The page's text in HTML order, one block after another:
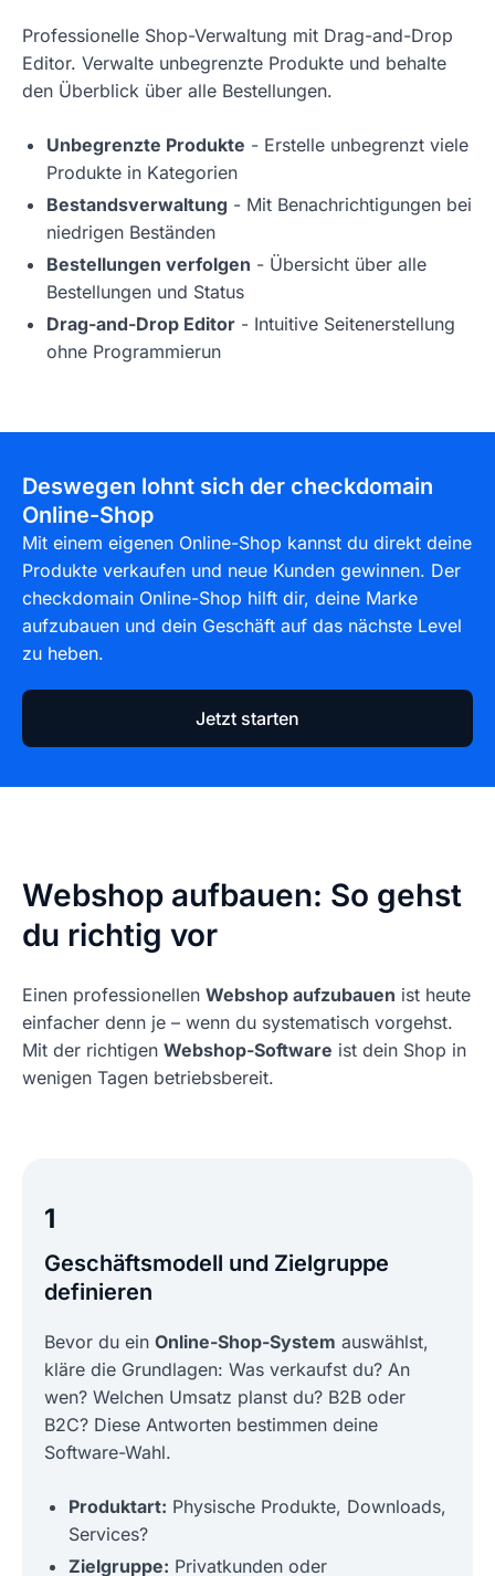
Professionelle Shop-Verwaltung mit Drag-and-Drop
Editor. Verwalte unbegrenzte Produkte und behalte
den Überblick über alle Bestellungen.
Unbegrenzte Produkte - Erstelle unbegrenzt viele
Produkte in Kategorien
Bestandsverwaltung - Mit Benachrichtigungen bei
niedrigen Beständen
Bestellungen verfolgen - Übersicht über alle
Bestellungen und Status
Drag-and-Drop Editor - Intuitive Seitenerstellung
ohne Programmierun
Deswegen lohnt sich der checkdomain
Online-Shop
Mit einem eigenen Online-Shop kannst du direkt deine
Produkte verkaufen und neue Kunden gewinnen. Der
checkdomain Online-Shop hilft dir, deine Marke
aufzubauen und dein Geschäft auf das nächste Level
zu heben.
Jetzt starten
Webshop aufbauen: So gehst
du richtig vor
Einen professionellen Webshop aufzubauen ist heute
einfacher denn je – wenn du systematisch vorgehst.
Mit der richtigen Webshop-Software ist dein Shop in
wenigen Tagen betriebsbereit.
1
Geschäftsmodell und Zielgruppe
definieren
Bevor du ein Online-Shop-System auswählst,
kläre die Grundlagen: Was verkaufst du? An
wen? Welchen Umsatz planst du? B2B oder
B2C? Diese Antworten bestimmen deine
Software-Wahl.
Produktart: Physische Produkte, Downloads,
Services?
Zielgruppe: Privatkunden oder